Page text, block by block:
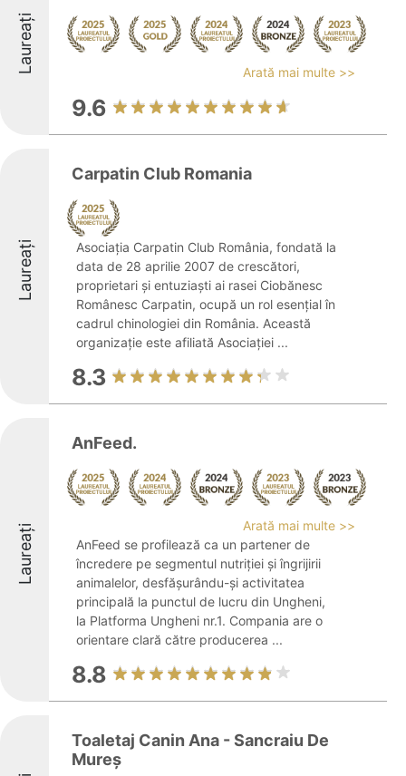
Laureați Arată mai multe >>
9.6
Laureați
Carpatin Club Romania
Asociația Carpatin Club România, fondată la
data de 28 aprilie 2007 de crescători,
proprietari și entuziaști ai rasei Ciobănesc
Românesc Carpatin, ocupă un rol esențial în
cadrul chinologiei din România. Această
organizație este afiliată Asociației ...
8.3
Laureați
AnFeed.
Arată mai multe >>
AnFeed se profilează ca un partener de
încredere pe segmentul nutriției și îngrijirii
animalelor, desfășurându-și activitatea
principală la punctul de lucru din Ungheni,
la Platforma Ungheni nr.1. Compania are o
orientare clară către producerea ...
8.8
Toaletaj Canin Ana - Sancraiu De
Mureș